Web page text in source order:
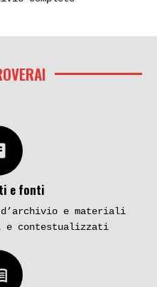
e fonti
e materiali
contestualizzati